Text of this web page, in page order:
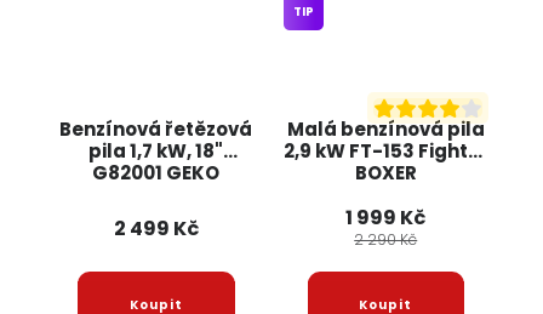
Benzínová řetězová
pila 1,7 kW, 18"
G82001 GEKO
2 499 Kč
Malá benzínová pila
2,9 kW FT-153 Fighter
BOXER
TIP
1 999 Kč
2 290 Kč